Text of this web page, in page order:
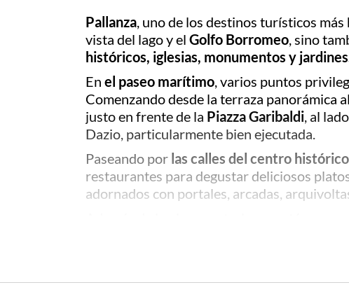
navegación
Pallanza, uno de los destinos turísticos
vista del lago y el Golfo Borromeo, sino
históricos, iglesias, monumentos y
En el paseo marítimo, varios puntos
Comenzando desde la terraza panorámica
justo en frente de la Piazza Garibaldi, al
Dazio, particularmente bien ejecutada.
Paseando por las calles del centro histórico
restaurantes para degustar deliciosos
adornados con portales, arcadas,
, cuyo
una famosa villa del siglo XIX, fue